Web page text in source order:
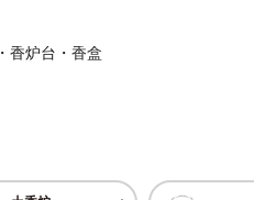
修多羅
布袍・間衣
単念珠
ふくさ・風呂敷
宮殿・厨子・須弥壇
金香炉・花瓶・火立
仏壇用お仏具
お仏壇の引き取り
アウトレット
香炉台・香盒